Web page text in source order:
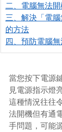
二、電腦無法
三、解決「電
的方法
四、預防電腦
當您按下電源
見電源指示燈
這種情況往往
法開機但有通
手問題，可能